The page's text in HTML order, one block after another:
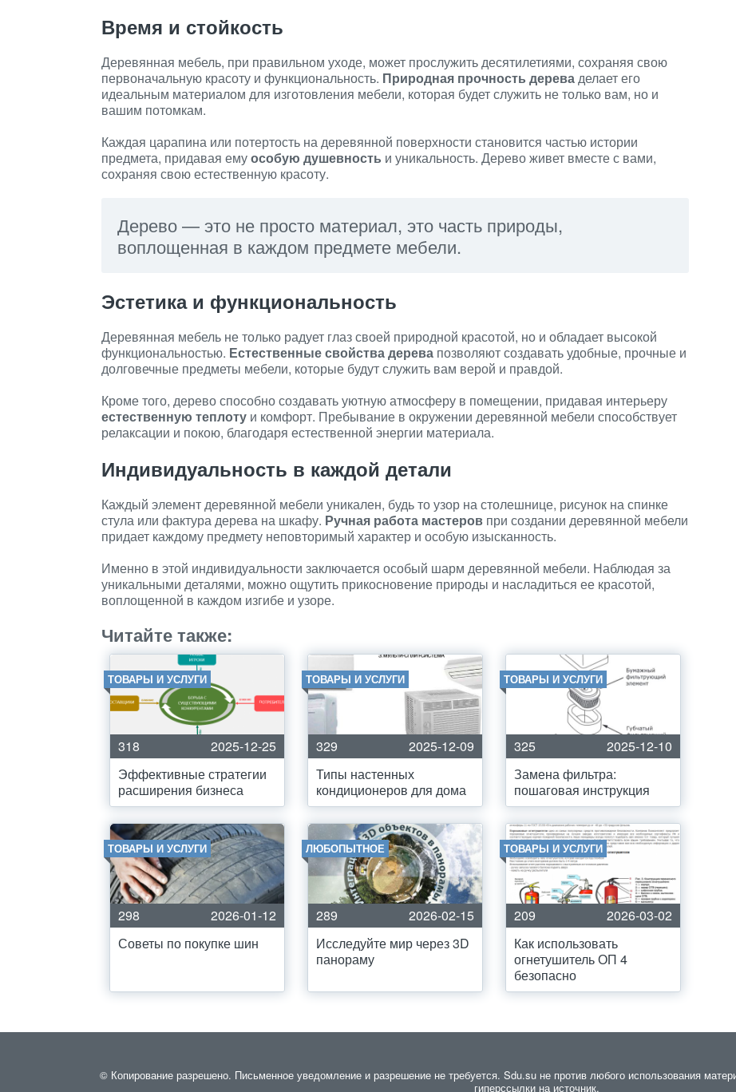
Время и стойкость
Деревянная мебель, при правильном уходе, может прослужить десятилетиями, сохраняя свою
первоначальную красоту и функциональность. Природная прочность дереваделает его
идеальным материалом для изготовления мебели, которая будет служить не только вам, но и
вашим потомкам.
Каждая царапина или потертость на деревянной поверхности становится частью истории
предмета, придавая емуособую душевность и уникальность. Дерево живет вместе с вами,
сохраняя свою естественную красоту.
Дерево — это не просто материал, это часть природы,
воплощенная в каждом предмете мебели.
Эстетика и функциональность
Деревянная мебель не только радует глаз своей природной красотой, но и обладает высокой
функциональностью. Естественные свойства дерева позволяют создавать удобные, прочные и
долговечные предметы мебели, которые будут служить вам верой и правдой.
Кроме того, дерево способно создавать уютную атмосферу в помещении, придавая интерьеру
естественную теплоту и комфорт. Пребывание в окружении деревянной мебели способствует
релаксации и покою, благодаря естественной энергии материала.
Индивидуальность в каждой детали
Каждый элемент деревянной мебели уникален, будь то узор на столешнице, рисунок на спинке
стула или фактура дерева на шкафу. Ручная работа мастеров при создании деревянной мебели
придает каждому предмету неповторимый характер и особую изысканность.
Именно в этой индивидуальности заключается особый шарм деревянной мебели. Наблюдая за
уникальными деталями, можно ощутить прикосновение природы и насладиться ее красотой,
воплощенной в каждом изгибе и узоре.
Читайте также:
ТОВАРЫ И УСЛУГИ
318
2025-12-25
Эффективные стратегии
расширения бизнеса
ТОВАРЫ И УСЛУГИ
329
2025-12-09
Типы настенных
кондиционеров для дома
ТОВАРЫ И УСЛУГИ
325
2025-12-10
Замена фильтра:
пошаговая инструкция
ТОВАРЫ И УСЛУГИ
298
2026-01-12
Советы по покупке шин
ЛЮБОПЫТНОЕ
289
2026-02-15
Исследуйте мир через 3D
панораму
ТОВАРЫ И УСЛУГИ
209
2026-03-02
Как использовать
огнетушитель ОП 4
безопасно
© Копирование разрешено. Письменное уведомление и разрешение не требуется. Sdu.su не против любого использования
гиперссылки на источник.